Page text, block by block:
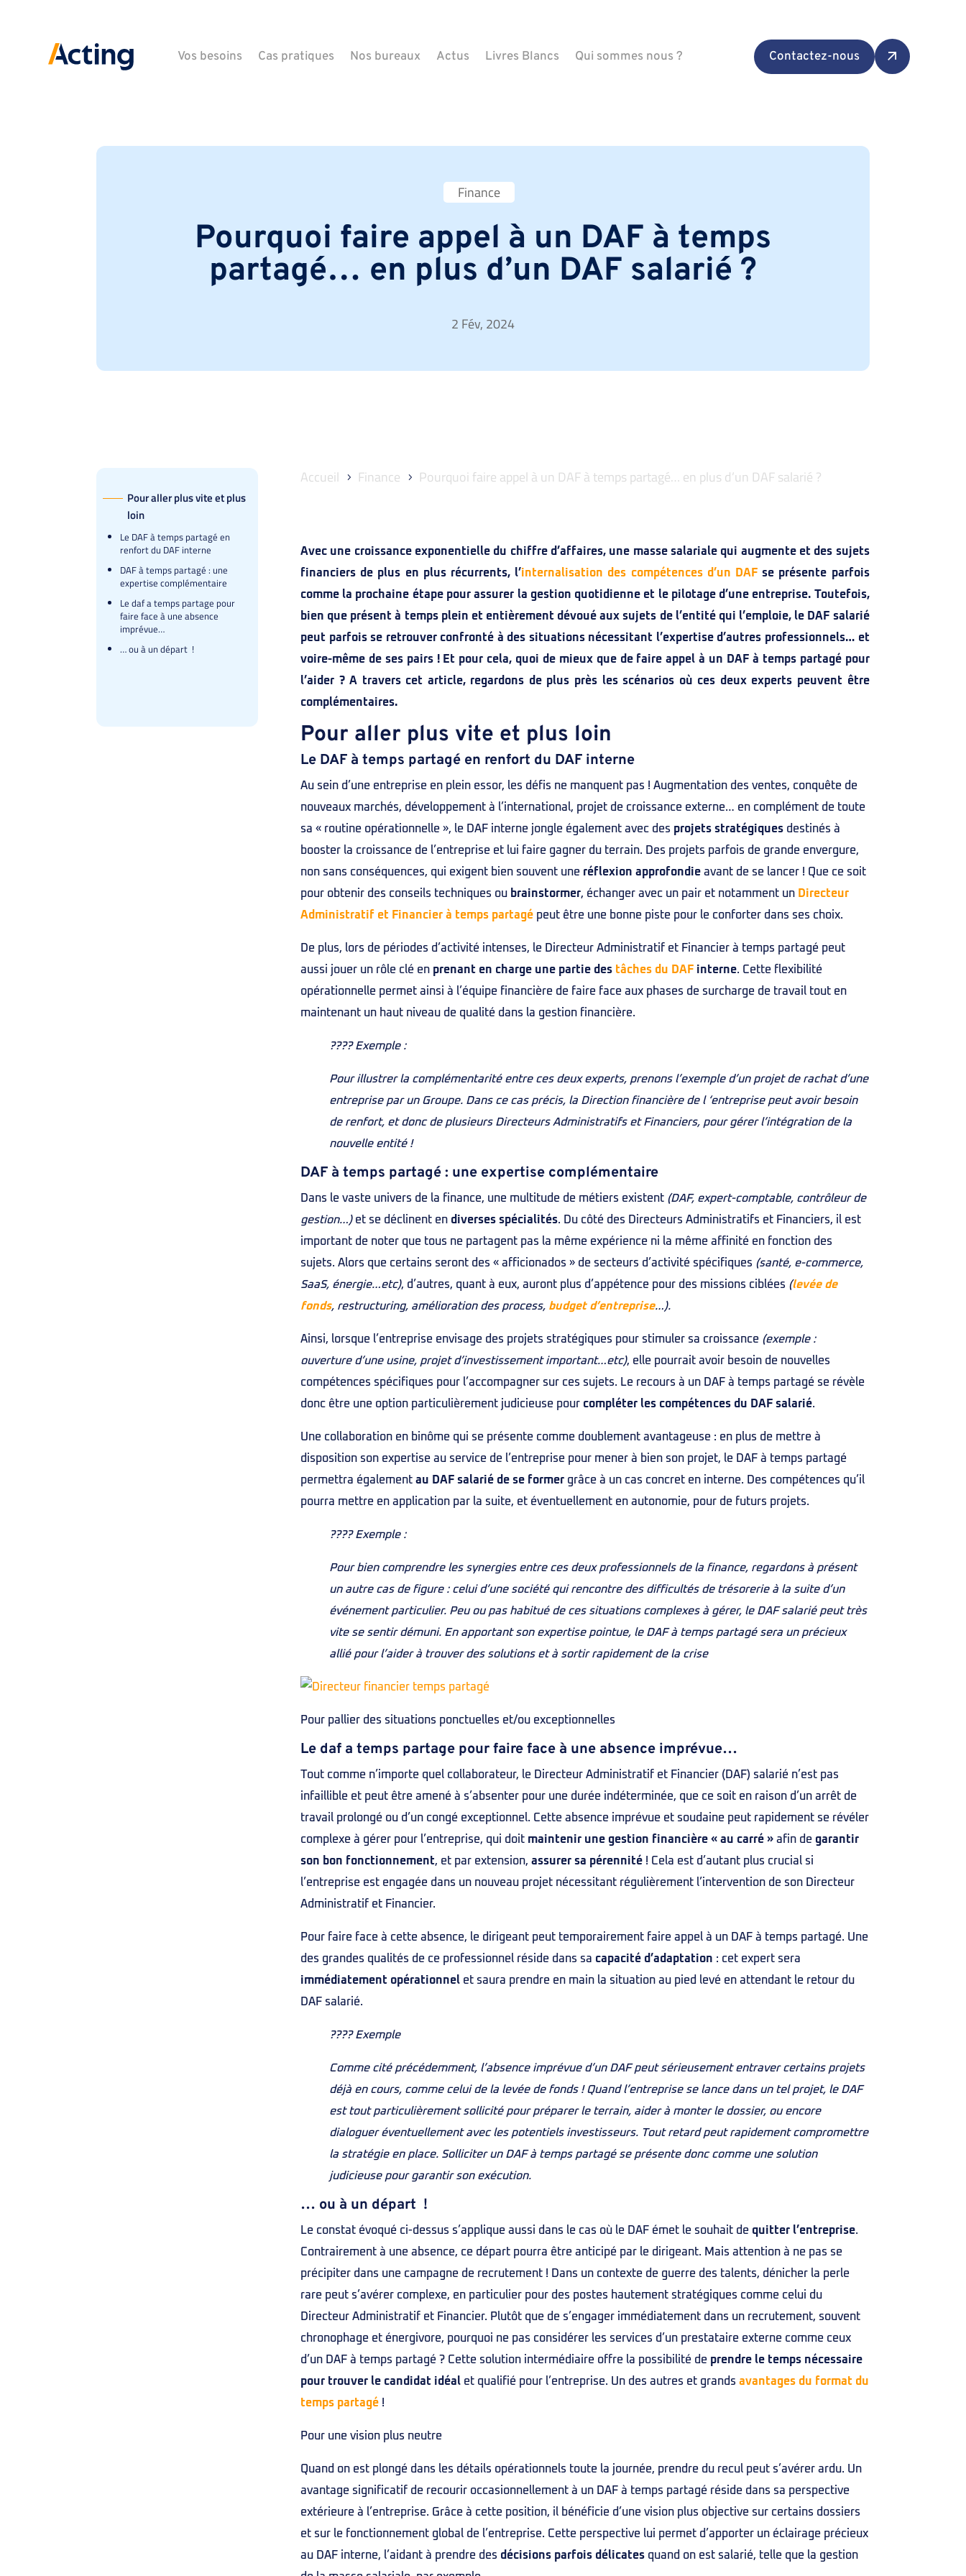
Vos besoins Cas pratiques Nos bureaux Actus Livres Blancs Qui sommes nous ? Contactez-nous
Finance
Pourquoi faire appel à un DAF à temps
partagé… en plus d’un DAF salarié ?
2 Fév, 2024
Pour aller plus vite et plus
loin
Le DAF à temps partagé en
renfort du DAF interne
DAF à temps partagé : une
expertise complémentaire
Le daf a temps partage pour
faire face à une absence
imprévue…
… ou à un départ !
Accueil Finance Pourquoi faire appel à un DAF à temps partagé… en plus d’un DAF salarié ?
Avec une croissance exponentielle du chiffre d’affaires, une masse salariale qui augmente et des sujets
financiers de plus en plus récurrents, l’internalisation des compétences d’un DAFse présente parfois
comme la prochaine étape pour assurer la gestion quotidienne et le pilotage d’une entreprise. Toutefois,
bien que présent à temps plein et entièrement dévoué aux sujets de l’entité qui l’emploie, le DAF salarié
peut parfois se retrouver confronté à des situations nécessitant l’expertise d’autres professionnels… et
voire-même de ses pairs ! Et pour cela, quoi de mieux que de faire appel à un DAF à temps partagé pour
l’aider ? A travers cet article, regardons de plus près les scénarios où ces deux experts peuvent être
complémentaires.
Pour aller plus vite et plus loin
Le DAF à temps partagé en renfort du DAF interne
Au sein d’une entreprise en plein essor, les défis ne manquent pas ! Augmentation des ventes, conquête de
nouveaux marchés, développement à l’international, projet de croissance externe… en complément de toute
sa « routine opérationnelle », le DAF interne jongle également avec des projets stratégiquesdestinés à
booster la croissance de l’entreprise et lui faire gagner du terrain. Des projets parfois de grande envergure,
non sans conséquences, qui exigent bien souvent une réflexion approfondieavant de se lancer ! Que ce soit
pour obtenir des conseils techniques ou brainstormer, échanger avec un pair et notamment un Directeur
Administratif et Financier à temps partagépeut être une bonne piste pour le conforter dans ses choix.
De plus, lors de périodes d’activité intenses, le Directeur Administratif et Financier à temps partagé peut
aussi jouer un rôle clé en prenant en charge une partie des tâches du DAFinterne. Cette flexibilité
opérationnelle permet ainsi à l’équipe financière de faire face aux phases de surcharge de travail tout en
maintenant un haut niveau de qualité dans la gestion financière.
???? Exemple :
Pour illustrer la complémentarité entre ces deux experts, prenons l’exemple d’un projet de rachat d’une
entreprise par un Groupe. Dans ce cas précis, la Direction financière de l ‘entreprise peut avoir besoin
de renfort, et donc de plusieurs Directeurs Administratifs et Financiers, pour gérer l’intégration de la
nouvelle entité !
DAF à temps partagé : une expertise complémentaire
Dans le vaste univers de la finance, une multitude de métiers existent (DAF, expert-comptable, contrôleur de
gestion…)et se déclinent en diverses spécialités. Du côté des Directeurs Administratifs et Financiers, il est
important de noter que tous ne partagent pas la même expérience ni la même affinité en fonction des
sujets. Alors que certains seront des « afficionados » de secteurs d’activité spécifiques (santé, e-commerce,
SaaS, énergie…etc), d’autres, quant à eux, auront plus d’appétence pour des missions ciblées (levée de
fonds, restructuring, amélioration des process, budget d’entreprise…).
Ainsi, lorsque l’entreprise envisage des projets stratégiques pour stimuler sa croissance (exemple :
ouverture d’une usine, projet d’investissement important…etc), elle pourrait avoir besoin de nouvelles
compétences spécifiques pour l’accompagner sur ces sujets. Le recours à un DAF à temps partagé se révèle
donc être une option particulièrement judicieuse pour compléter les compétences du DAF salarié.
Une collaboration en binôme qui se présente comme doublement avantageuse : en plus de mettre à
disposition son expertise au service de l’entreprise pour mener à bien son projet, le DAF à temps partagé
permettra également au DAF salarié de se formergrâce à un cas concret en interne. Des compétences qu’il
pourra mettre en application par la suite, et éventuellement en autonomie, pour de futurs projets.
???? Exemple :
Pour bien comprendre les synergies entre ces deux professionnels de la finance, regardons à présent
un autre cas de figure : celui d’une société qui rencontre des difficultés de trésorerie à la suite d’un
événement particulier. Peu ou pas habitué de ces situations complexes à gérer, le DAF salarié peut très
vite se sentir démuni. En apportant son expertise pointue, le DAF à temps partagé sera un précieux
allié pour l’aider à trouver des solutions et à sortir rapidement de la crise
Pour pallier des situations ponctuelles et/ou exceptionnelles
Le daf a temps partage pour faire face à une absence imprévue…
Tout comme n’importe quel collaborateur, le Directeur Administratif et Financier (DAF) salarié n’est pas
infaillible et peut être amené à s’absenter pour une durée indéterminée, que ce soit en raison d’un arrêt de
travail prolongé ou d’un congé exceptionnel. Cette absence imprévue et soudaine peut rapidement se révéler
complexe à gérer pour l’entreprise, qui doit maintenir une gestion financière « au carré »afin de garantir
son bon fonctionnement, et par extension, assurer sa pérennité! Cela est d’autant plus crucial si
l’entreprise est engagée dans un nouveau projet nécessitant régulièrement l’intervention de son Directeur
Administratif et Financier.
Pour faire face à cette absence, le dirigeant peut temporairement faire appel à un DAF à temps partagé. Une
des grandes qualités de ce professionnel réside dans sa capacité d’adaptation : cet expert sera
immédiatement opérationnelet saura prendre en main la situation au pied levé en attendant le retour du
DAF salarié.
???? Exemple
Comme cité précédemment, l’absence imprévue d’un DAF peut sérieusement entraver certains projets
déjà en cours, comme celui de la levée de fonds ! Quand l’entreprise se lance dans un tel projet, le DAF
est tout particulièrement sollicité pour préparer le terrain, aider à monter le dossier, ou encore
dialoguer éventuellement avec les potentiels investisseurs. Tout retard peut rapidement compromettre
la stratégie en place. Solliciter un DAF à temps partagé se présente donc comme une solution
judicieuse pour garantir son exécution.
… ou à un départ !
Le constat évoqué ci-dessus s’applique aussi dans le cas où le DAF émet le souhait de quitter l’entreprise.
Contrairement à une absence, ce départ pourra être anticipé par le dirigeant. Mais attention à ne pas se
précipiter dans une campagne de recrutement ! Dans un contexte de guerre des talents, dénicher la perle
rare peut s’avérer complexe, en particulier pour des postes hautement stratégiques comme celui du
Directeur Administratif et Financier. Plutôt que de s’engager immédiatement dans un recrutement, souvent
chronophage et énergivore, pourquoi ne pas considérer les services d’un prestataire externe comme ceux
d’un DAF à temps partagé ? Cette solution intermédiaire offre la possibilité de prendre le temps nécessaire
pour trouver le candidat idéalet qualifié pour l’entreprise. Un des autres et grands avantages du format du
temps partagé!
Pour une vision plus neutre
Quand on est plongé dans les détails opérationnels toute la journée, prendre du recul peut s’avérer ardu. Un
avantage significatif de recourir occasionnellement à un DAF à temps partagé réside dans sa perspective
extérieure à l’entreprise. Grâce à cette position, il bénéficie d’une vision plus objective sur certains dossiers
et sur le fonctionnement global de l’entreprise. Cette perspective lui permet d’apporter un éclairage précieux
au DAF interne, l’aidant à prendre des décisions parfois délicatesquand on est salarié, telle que la gestion